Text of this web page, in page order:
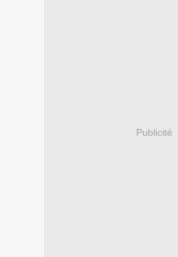
Publicité